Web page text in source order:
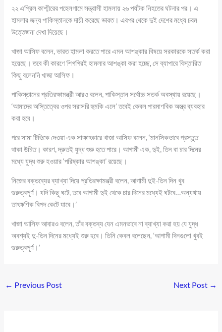
২২ এপ্রিল কাশ্মীরের পহেলগামে সন্ত্রাসী হামলায় ২৬ পর্যটক নিহতের ঘটনার পর। এ
হামলার জন্য পাকিস্তানকে দায়ী করেছে ভারত। এরপর থেকে দুই দেশের মধ্যে চরম
উত্তেজনা দেখা দিয়েছে।
খাজা আসিফ বলেন, ভারত হামলা করতে পারে এমন আশঙ্কার বিষয়ে সরকারকে সতর্ক করা
হয়েছে। তবে কী কারণে শিগগিরই হামলার আশঙ্কা করা হচ্ছে, সে ব্যাপারে বিস্তারিত
কিছু বলেননি খাজা আসিফ।
পাকিস্তানের প্রতিরক্ষামন্ত্রী আরও বলেন, পাকিস্তান সর্বোচ্চ সতর্ক অবস্থায় রয়েছে।
‘আমাদের অস্তিত্বের ওপর সরাসরি হুমকি এলে’ তবেই কেবল পারমাণবিক অস্ত্র ব্যবহার
করা হবে।
পরে সামা টিভিকে দেওয়া এক সাক্ষাৎকারে খাজা আসিফ বলেন, ‘মানসিকভাবে প্রস্তুত
থাকা উচিত। কারণ, দ্রুতই যুদ্ধ শুরু হতে পারে। আগামী এক, দুই, তিন বা চার দিনের
মধ্যে যুদ্ধ শুরু হওয়ার ‘পরিষ্কার আশঙ্কা’ রয়েছে।
নিজের বক্তব্যের ব্যাখ্যা দিয়ে প্রতিরক্ষামন্ত্রী বলেন, আগামী দুই-তিন দিন খুব
গুরুত্বপূর্ণ। যদি কিছু ঘটে, তবে আগামী দুই থেকে চার দিনের মধ্যেই ঘটবে…অন্যথায়
তাৎক্ষণিক বিপদ কেটে যাবে।’
খাজা আসিফ আবারও বলেন, তাঁর বক্তব্য যেন এমনভাবে না ব্যাখ্যা করা হয় যে যুদ্ধ
অবশ্যই দু-তিন দিনের মধ্যেই শুরু হবে। তিনি কেবল বলেছেন, ‘আগামী দিনগুলো খুবই
গুরুত্বপূর্ণ।’
← Previous Post Next Post →